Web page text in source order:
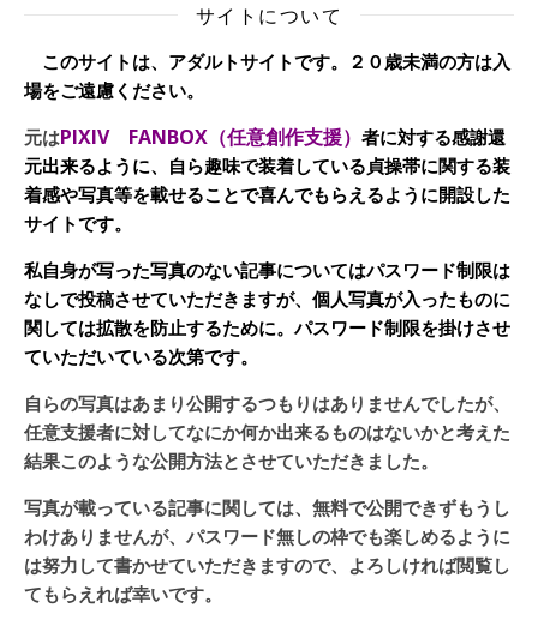
サイトについて
このサイトは、アダルトサイトです。２０歳未満の方は入
場をご遠慮ください。
元はPIXIV FANBOX（任意創作支援） 者に対する感謝還
元出来るように、自ら趣味で装着している貞操帯に関する装
着感や写真等を載せることで喜んでもらえるように開設した
サイトです。
私自身が写った写真のない記事についてはパスワード制限は
なしで投稿させていただきますが、個人写真が入ったものに
関しては拡散を防止するために。パスワード制限を掛けさせ
ていただいている次第です。
自らの写真はあまり公開するつもりはありませんでしたが、
任意支援者に対してなにか何か出来るものはないかと考えた
結果このような公開方法とさせていただきました。
写真が載っている記事に関しては、無料で公開できずもうし
わけありませんが、パスワード無しの枠でも楽しめるように
は努力して書かせていただきますので、よろしければ閲覧し
てもらえれば幸いです。